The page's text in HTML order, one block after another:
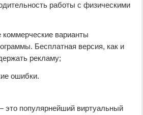
работы с физическими
варианты
Бесплатная версия, как и
рекламу;
ошибки.
это популярнейший виртуальный